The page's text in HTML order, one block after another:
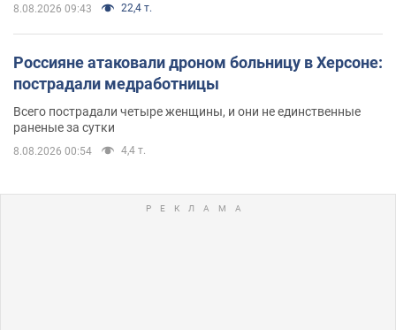
8.08.2026 09:43 22,4 т.
Россияне атаковали дроном больницу в Херсоне:
пострадали медработницы
Всего пострадали четыре женщины, и они не единственные
раненые за сутки
8.08.2026 00:54 4,4 т.